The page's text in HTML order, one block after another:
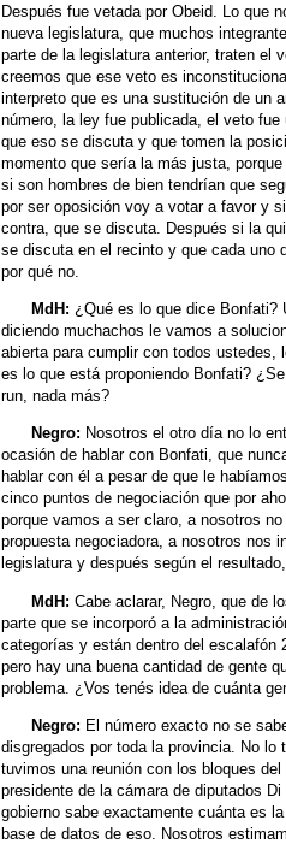
Después fue vetada por Obeid. Lo que
nueva legislatura, que muchos
parte de la legislatura anterior, traten el
creemos que ese veto es
interpreto que es una sustitución de un
número, la ley fue publicada, el veto
que eso se discuta y que tomen la
momento que sería la más justa,
si son hombres de bien tendrían que
por ser oposición voy a votar a favor y
contra, que se discuta. Después si la
se discuta en el recinto y que cada uno
por qué no.
MdH: ¿Qué es lo que dice Bonfati?
diciendo muchachos le vamos a
abierta para cumplir con todos
es lo que está proponiendo Bonfati?
run, nada más?
Negro: Nosotros el otro día no lo
ocasión de hablar con Bonfati, que
hablar con él a pesar de que le
cinco puntos de negociación que por
porque vamos a ser claro, a nosotros
propuesta negociadora, a nosotros nos
legislatura y después según el
MdH: Cabe aclarar, Negro, que de
parte que se incorporó a la
categorías y están dentro del escalafón
pero hay una buena cantidad de gente
problema. ¿Vos tenés idea de cuánta
Negro: El número exacto no se
disgregados por toda la provincia. No
tuvimos una reunión con los bloques
presidente de la cámara de diputados
gobierno sabe exactamente cuánta es
base de datos de eso. Nosotros